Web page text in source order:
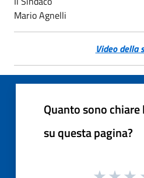
Mario Agnelli
Video della
Quanto sono
su questa pagina?